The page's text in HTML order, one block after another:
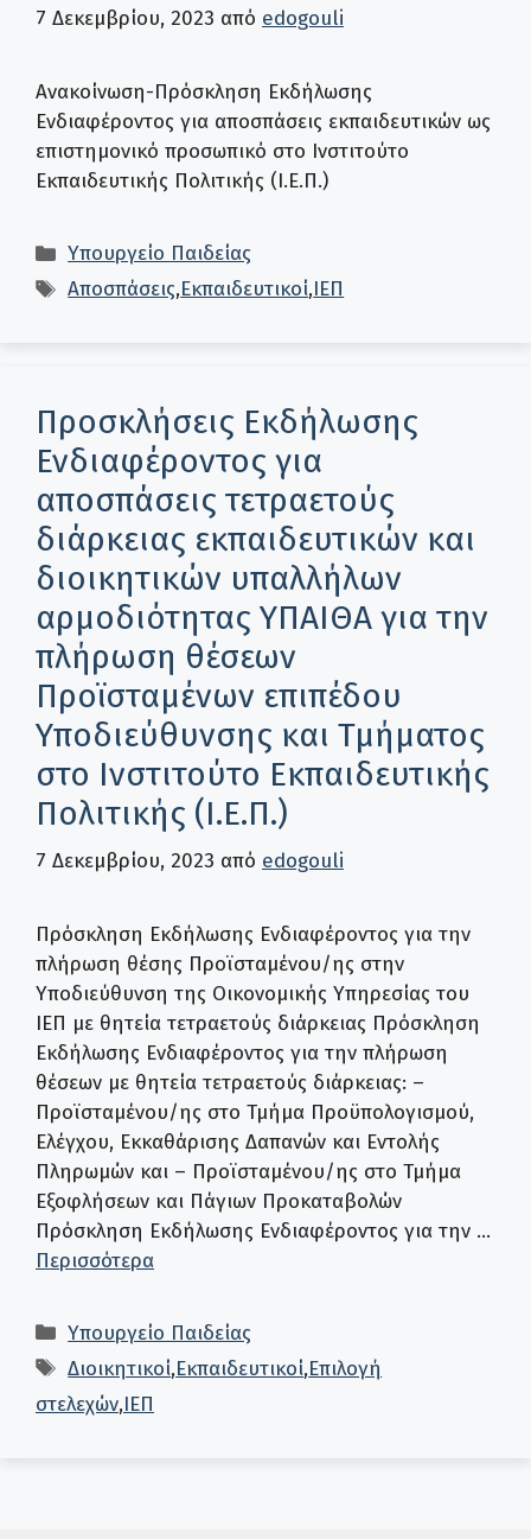
7 Δεκεμβρίου, 2023 από edogouli
Ανακοίνωση-Πρόσκληση Eκδήλωσης
Eνδιαφέροντος για αποσπάσεις εκπαιδευτικών ως
επιστημονικό προσωπικό στο Ινστιτούτο
Εκπαιδευτικής Πολιτικής (Ι.Ε.Π.)
Κατηγορίες
Υπουργείο Παιδείας
Ετικέτες
Αποσπάσεις,Εκπαιδευτικοί,ΙΕΠ
Προσκλήσεις Εκδήλωσης
Ενδιαφέροντος για
αποσπάσεις τετραετούς
διάρκειας εκπαιδευτικών και
διοικητικών υπαλλήλων
αρμοδιότητας ΥΠΑΙΘΑ για την
πλήρωση θέσεων
Προϊσταμένων επιπέδου
Υποδιεύθυνσης και Τμήματος
στο Ινστιτούτο Εκπαιδευτικής
Πολιτικής (Ι.Ε.Π.)
7 Δεκεμβρίου, 2023 από edogouli
Πρόσκληση Εκδήλωσης Ενδιαφέροντος για την
πλήρωση θέσης Προϊσταμένου/ης στην
Υποδιεύθυνση της Οικονομικής Υπηρεσίας του
ΙΕΠ με θητεία τετραετούς διάρκειας Πρόσκληση
Εκδήλωσης Ενδιαφέροντος για την πλήρωση
θέσεων με θητεία τετραετούς διάρκειας: –
Προϊσταμένου/ης στο Τμήμα Προϋπολογισμού,
Ελέγχου, Εκκαθάρισης Δαπανών και Εντολής
Πληρωμών και – Προϊσταμένου/ης στο Τμήμα
Εξοφλήσεων και Πάγιων Προκαταβολών
Πρόσκληση Εκδήλωσης Ενδιαφέροντος για την …
Περισσότερα
Κατηγορίες
Υπουργείο Παιδείας
Ετικέτες
Διοικητικοί,Εκπαιδευτικοί,Επιλογή
στελεχών,ΙΕΠ